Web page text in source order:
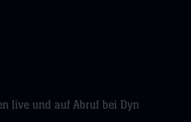
live und auf Abruf bei Dyn